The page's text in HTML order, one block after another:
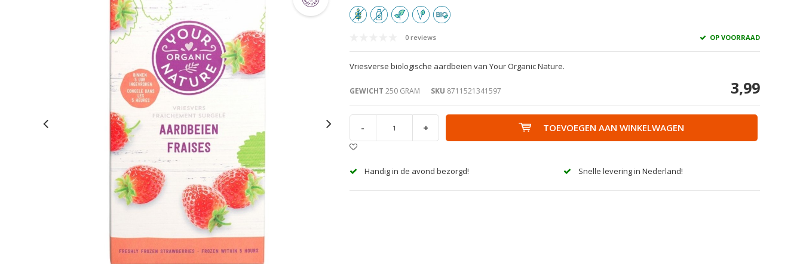
0 reviews OP VOORRAAD
Vriesverse biologische aardbeien van Your Organic Nature.
GEWICHT 250 GRAM SKU 8711521341597 3,99
- + TOEVOEGEN AAN WINKELWAGEN
Handig in de avond bezorgd! Snelle levering in Nederland!